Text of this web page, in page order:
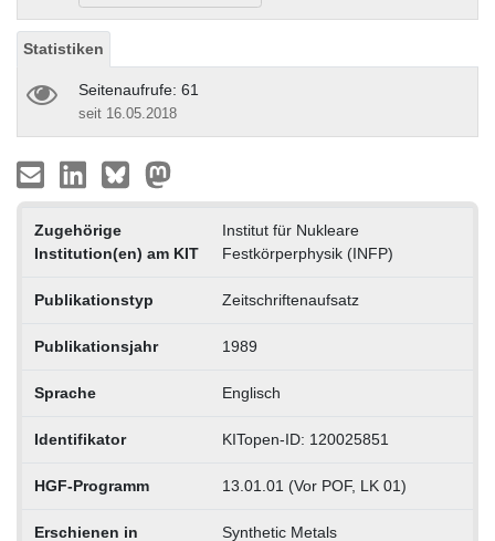
Statistiken
Seitenaufrufe: 61
seit 16.05.2018
Zugehörige
Institution(en) am KIT
Institut für Nukleare
Festkörperphysik (INFP)
Publikationstyp Zeitschriftenaufsatz
Publikationsjahr 1989
Sprache Englisch
Identifikator KITopen-ID: 120025851
HGF-Programm 13.01.01 (Vor POF, LK 01)
Erschienen in Synthetic Metals